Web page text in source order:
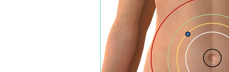
FORMATION ACUPUNCTURE
FORMATION